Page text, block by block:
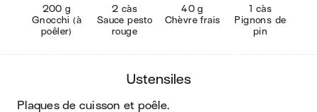
200 g
Gnocchi (à
poêler)
2 càs
Sauce pesto
rouge
40 g
Chèvre frais
1 càs
Pignons de
pin
ustensiles
plaques de cuisson et poêle.